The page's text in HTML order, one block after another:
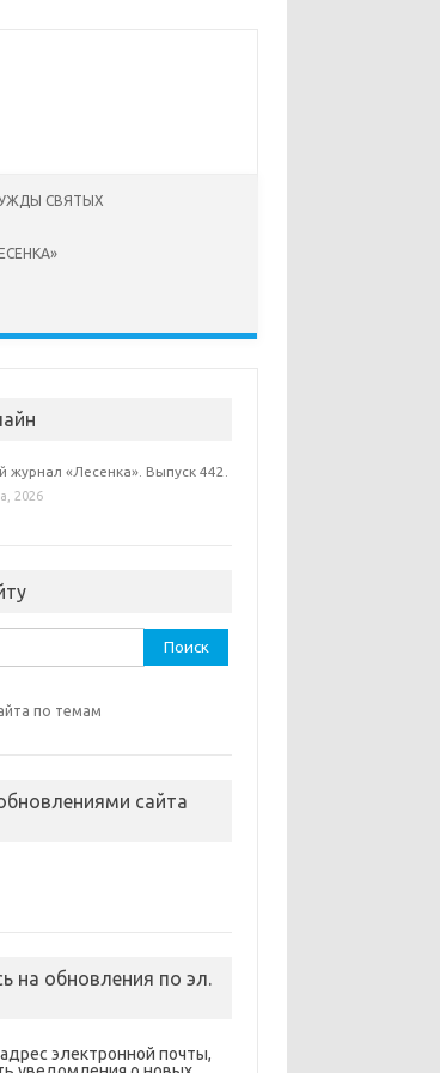
СВЯТЫХ
журнал «Лесенка». Выпуск 442.
2026
по темам
сайта
на обновления по эл.
электронной почты,